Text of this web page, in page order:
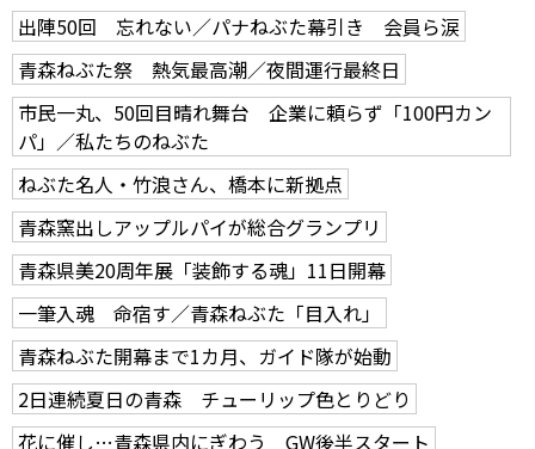
出陣50回 忘れない／パナねぶた幕引き 会員ら涙
青森ねぶた祭 熱気最高潮／夜間運行最終日
市民一丸、50回目晴れ舞台 企業に頼らず「100円カン
パ」／私たちのねぶた
ねぶた名人・竹浪さん、橋本に新拠点
青森窯出しアップルパイが総合グランプリ
青森県美20周年展「装飾する魂」11日開幕
一筆入魂 命宿す／青森ねぶた「目入れ」
青森ねぶた開幕まで1カ月、ガイド隊が始動
2日連続夏日の青森 チューリップ色とりどり
花に催し…青森県内にぎわう GW後半スタート